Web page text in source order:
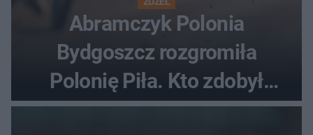
Abramczyk Polonia
Bydgoszcz rozgromiła
Polonię Piła. Kto zdobył
najwięcej punktów?